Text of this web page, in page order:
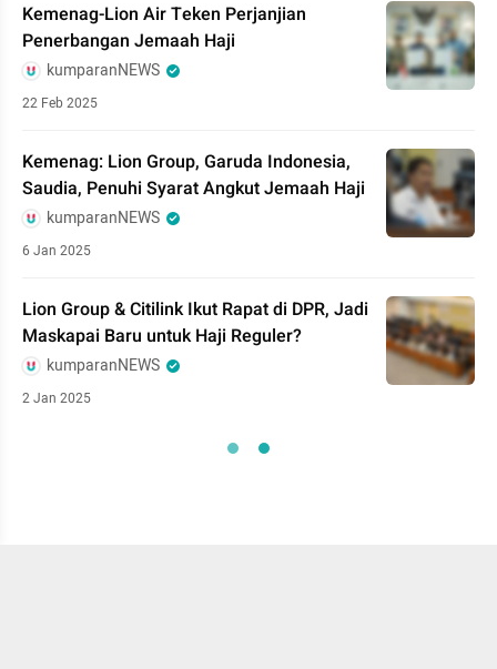
Kemenag-Lion Air Teken Perjanjian
Penerbangan Jemaah Haji
kumparanNEWS
22 Feb 2025
Kemenag: Lion Group, Garuda Indonesia,
Saudia, Penuhi Syarat Angkut Jemaah Haji
kumparanNEWS
6 Jan 2025
Lion Group & Citilink Ikut Rapat di DPR, Jadi
Maskapai Baru untuk Haji Reguler?
kumparanNEWS
2 Jan 2025